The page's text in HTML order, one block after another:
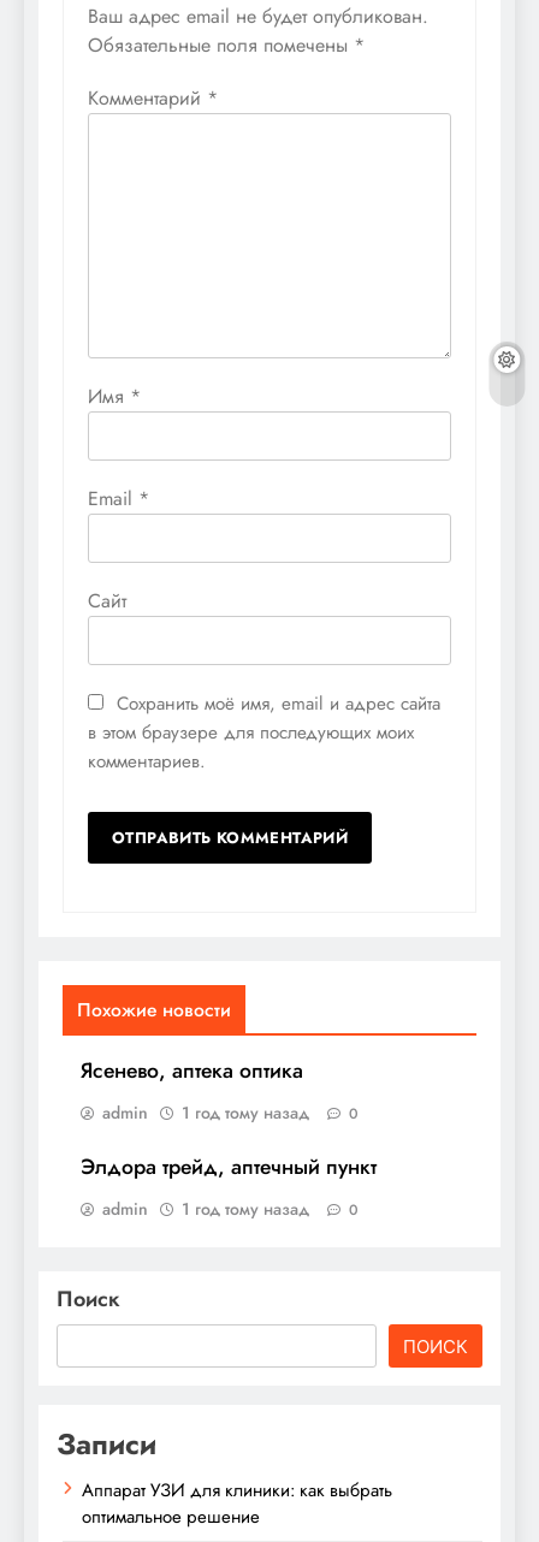
Ваш адрес email не будет опубликован.
Обязательные поля помечены *
Комментарий *
Имя *
Email *
Сайт
Сохранить моё имя, email и адрес сайта
в этом браузере для последующих моих
комментариев.
Похожие новости
Ясенево, аптека оптика
admin 1 год тому назад 0
Элдора трейд, аптечный пункт
admin 1 год тому назад 0
Поиск
ПОИСК
Записи
Аппарат УЗИ для клиники: как выбрать
оптимальное решение